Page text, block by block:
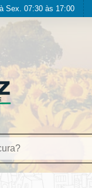
Sex. 07:30 às 17:00